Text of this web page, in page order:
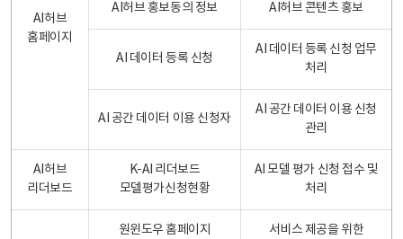
AI허브
홈페이지
AI허브 홍보동의 정보 AI허브 콘텐츠 홍보
AI 데이터 등록 신청
AI 데이터 등록 신청 업무
처리
AI 공간 데이터 이용 신청자
AI 공간 데이터 이용 신청
관리
AI허브
리더보드
K-AI 리더보드
모델평가신청현황
AI 모델 평가 신청 접수 및
처리
원윈도우 홈페이지
서비스 제공을 위한